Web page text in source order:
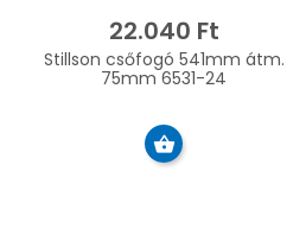
22.040 Ft
Stillson csőfogó 541mm átm.
75mm 6531-24